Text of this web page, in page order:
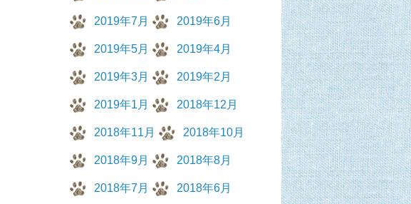
2019年7月 2019年6月
2019年5月 2019年4月
2019年3月 2019年2月
2019年1月 2018年12月
2018年11月 2018年10月
2018年9月 2018年8月
2018年7月 2018年6月